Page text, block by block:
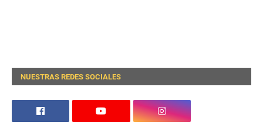
NUESTRAS REDES SOCIALES